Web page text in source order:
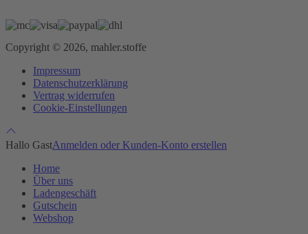
Copyright © 2026, mahler.stoffe
Impressum
Datenschutzerklärung
Vertrag widerrufen
Cookie-Einstellungen
Hallo GastAnmelden oder Kunden-Konto erstellen
Home
Über uns
Ladengeschäft
Gutschein
Webshop